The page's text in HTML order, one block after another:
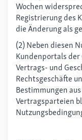
Wochen
Registrierung des
die Änderung als
(2) Neben diesen
Kundenportals der
Vertrags- und
Rechtsgeschäfte
Bestimmungen
Vertragsparteien